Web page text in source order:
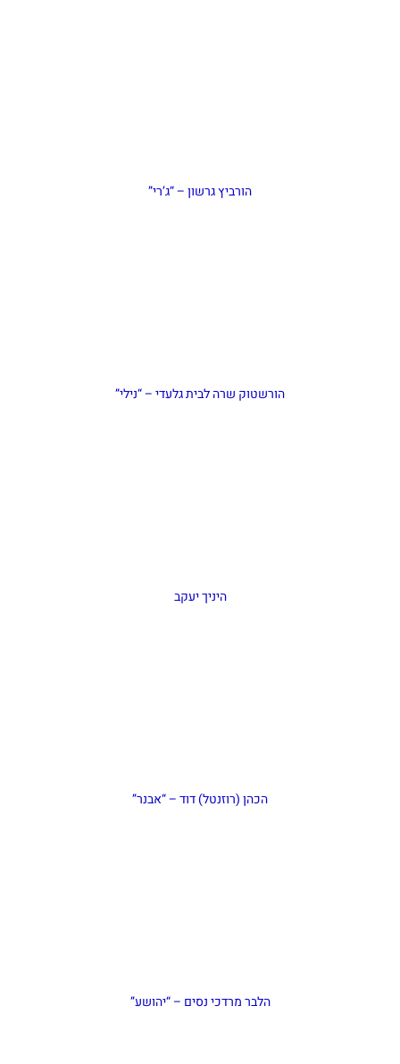
הורביץ גרשון – “ג’רי”
הורשטוק שרה לבית גלעדי – “נילי”
היניך יעקב
הכהן (רוזנטל) דוד – “אבנר”
הלבר מרדכי נסים – “יהושע”